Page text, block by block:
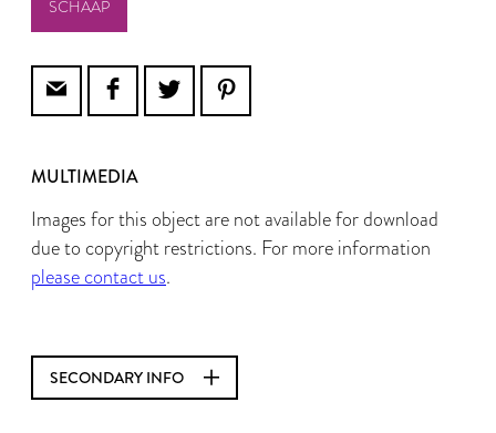
SCHAAP
MULTIMEDIA
Images for this object are not available for download
due to copyright restrictions. For more information
please contact us.
SECONDARY INFO